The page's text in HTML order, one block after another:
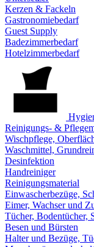
Kerzen & Fackeln
Gastronomiebedarf
Guest Supply
Badezimmerbedarf
Hotelzimmerbedarf
Reinigungs- &
Wischpflege,
Waschmittel,
Desinfektion
Handreiniger
Reinigungsmaterial
Einwascherbezüge,
Eimer, Wachser und
Tücher, Bodentücher,
Besen und Bürsten
Halter und Bezüge,